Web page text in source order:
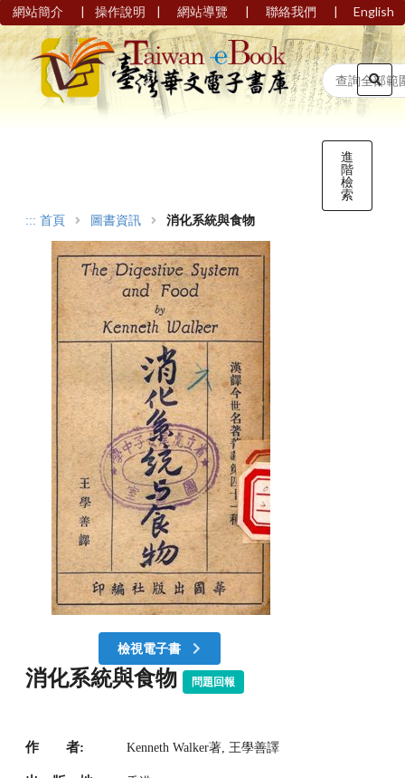
網站簡介 | 操作說明 | 網站導覽 | 聯絡我們 | English
進
階
檢
索
::: 首頁 圖書資訊 消化系統與食物
檢視電子書
消化系統與食物 問題回報
作 者: Kenneth Walker著, 王學善譯